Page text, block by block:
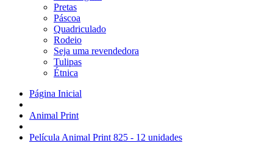
Pretas
Páscoa
Quadriculado
Rodeio
Seja uma revendedora
Tulipas
Étnica
Página Inicial
Animal Print
Película Animal Print 825 - 12 unidades